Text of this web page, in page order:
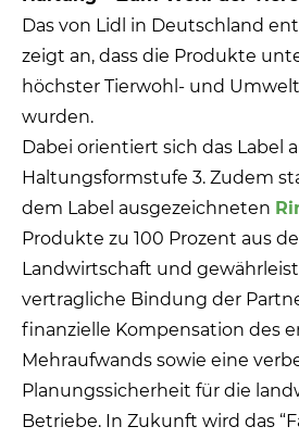
Das von Lidl in Deutschland
zeigt an, dass die Produkte
höchster Tierwohl- und
wurden.
Dabei orientiert sich das Label
Haltungsformstufe 3. Zudem
dem Label ausgezeichneten
Produkte zu 100 Prozent aus
Landwirtschaft und
vertragliche Bindung der
finanzielle Kompensation des
Mehraufwands sowie eine
Planungssicherheit für die
Betriebe. In Zukunft wird das